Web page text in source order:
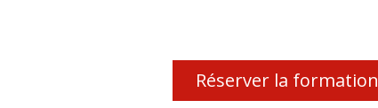
Réserver la formation